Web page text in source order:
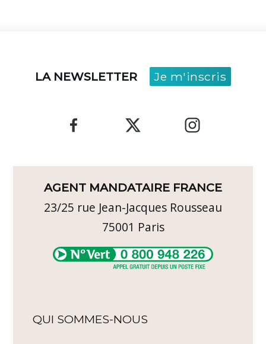
LA NEWSLETTER Je m'inscris
AGENT MANDATAIRE FRANCE
23/25 rue Jean-Jacques Rousseau
75001 Paris
QUI SOMMES-NOUS